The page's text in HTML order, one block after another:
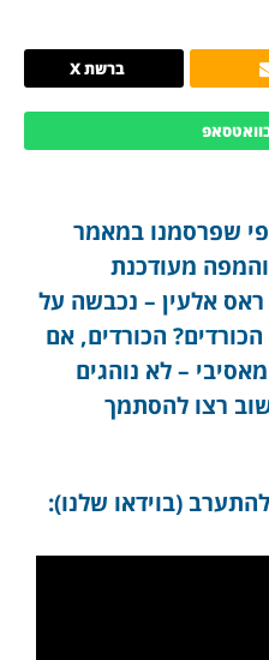
ברשת X
שפרסמנו במאמר
והמפה מעודכנת
ראס אלעין – נכבשה על
הכורדים, אם
מאסיבי – לא נוהגים
רצו להסתמך
(בוידאו שלנו):